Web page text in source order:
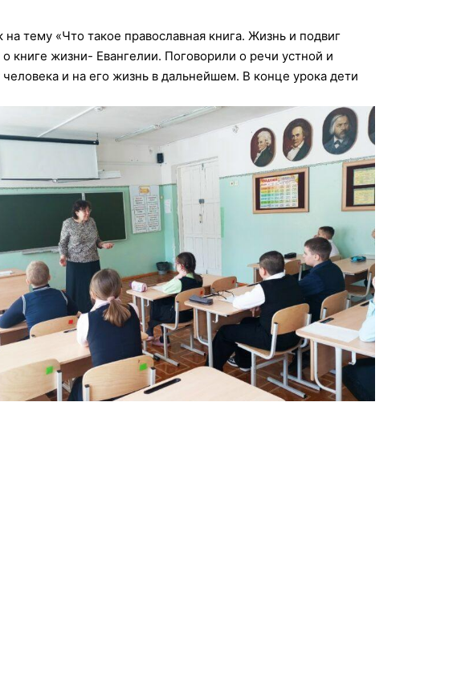
тему «Что такое православная книга. Жизнь и подвиг
книге жизни- Евангелии. Поговорили о речи устной и
и на его жизнь в дальнейшем. В конце урока дети